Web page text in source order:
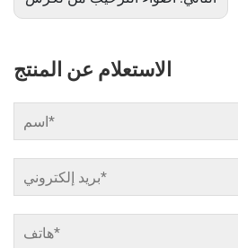
الاستعلام عن المنتج